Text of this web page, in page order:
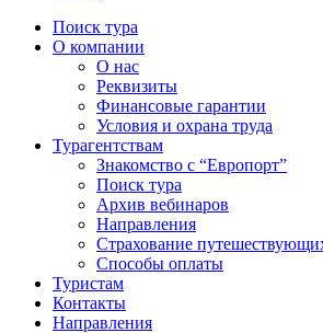
Поиск тура
О компании
О нас
Реквизиты
Финансовые гарантии
Условия и охрана труда
Турагентствам
Знакомство с “Европорт”
Поиск тура
Архив вебинаров
Направления
Страхование
Способы оплаты
Туристам
Контакты
Направления